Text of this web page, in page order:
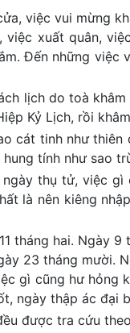
việc vui mừng
việc xuất quân,
Đến những
lịch do toà
Kỷ Lịch, rồi
cát tinh như
tính như sao
thụ tử, việc
là nên kiêng
tháng hai. Ngày
23 tháng mười.
gì cũng hư hỏng
ngày thập ác đại
được tra cứu